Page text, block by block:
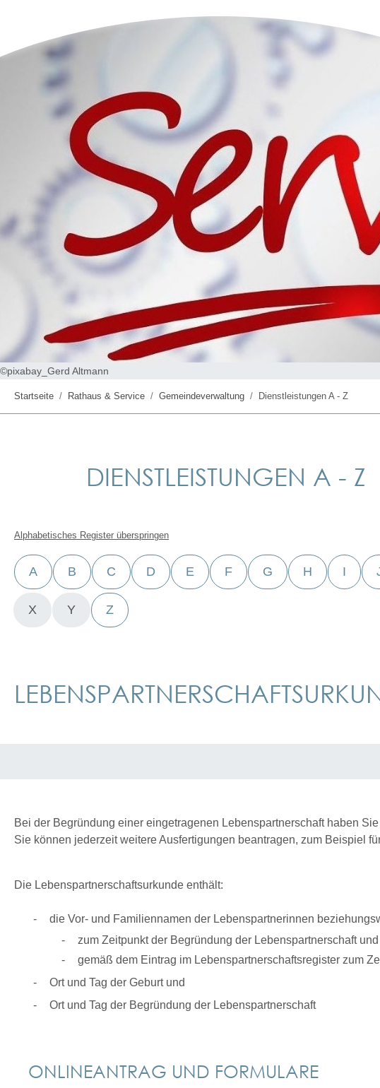
©pixabay_Gerd Altmann
Startseite Rathaus & Service Gemeindeverwaltung Dienstleistungen A - Z
DIENSTLEISTUNGEN A - Z
Alphabetisches Register überspringen
A B C D E F G H I
X Y Z
Bei der Begründung einer eingetragenen Lebenspartnerschaft haben
Sie können jederzeit weitere Ausfertigungen beantragen, zum Beispiel
Die Lebenspartnerschaftsurkunde enthält:
die Vor- und Familiennamen der Lebenspartnerinnen
zum Zeitpunkt der Begründung der Lebenspartnerschaft und
gemäß dem Eintrag im Lebenspartnerschaftsregister zum
Ort und Tag der Geburt und
Ort und Tag der Begründung der Lebenspartnerschaft
ONLINEANTRAG UND FORMULARE